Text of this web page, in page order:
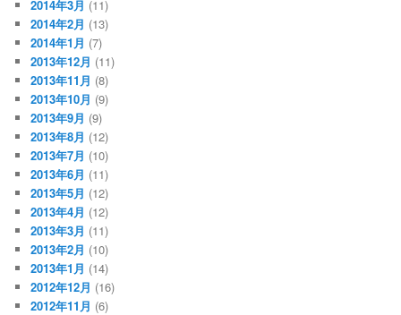
2014年3月 (11)
2014年2月 (13)
2014年1月 (7)
2013年12月 (11)
2013年11月 (8)
2013年10月 (9)
2013年9月 (9)
2013年8月 (12)
2013年7月 (10)
2013年6月 (11)
2013年5月 (12)
2013年4月 (12)
2013年3月 (11)
2013年2月 (10)
2013年1月 (14)
2012年12月 (16)
2012年11月 (6)